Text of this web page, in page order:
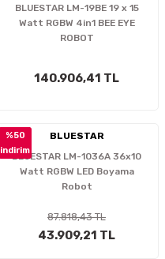
BLUESTAR LM-19BE 19 x 15
Watt RGBW 4in1 BEE EYE
ROBOT
140.906,41 TL
%50
indirim
BLUESTAR
BLUESTAR LM-1036A 36x10
Watt RGBW LED Boyama
Robot
87.818,43 TL
43.909,21 TL